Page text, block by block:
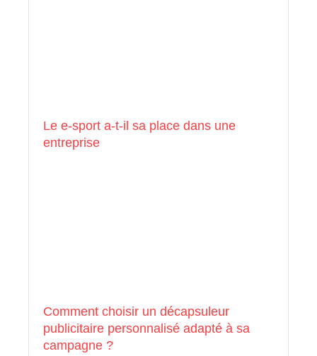
Le e-sport a-t-il sa place dans une
entreprise
Comment choisir un décapsuleur
publicitaire personnalisé adapté à sa
campagne ?